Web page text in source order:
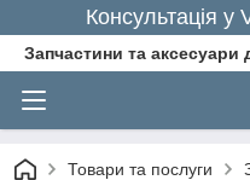
Консультація
Запчастини та аксесуари
Товари та послуги